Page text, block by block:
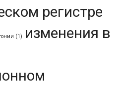
регистре
(1)
изменения в